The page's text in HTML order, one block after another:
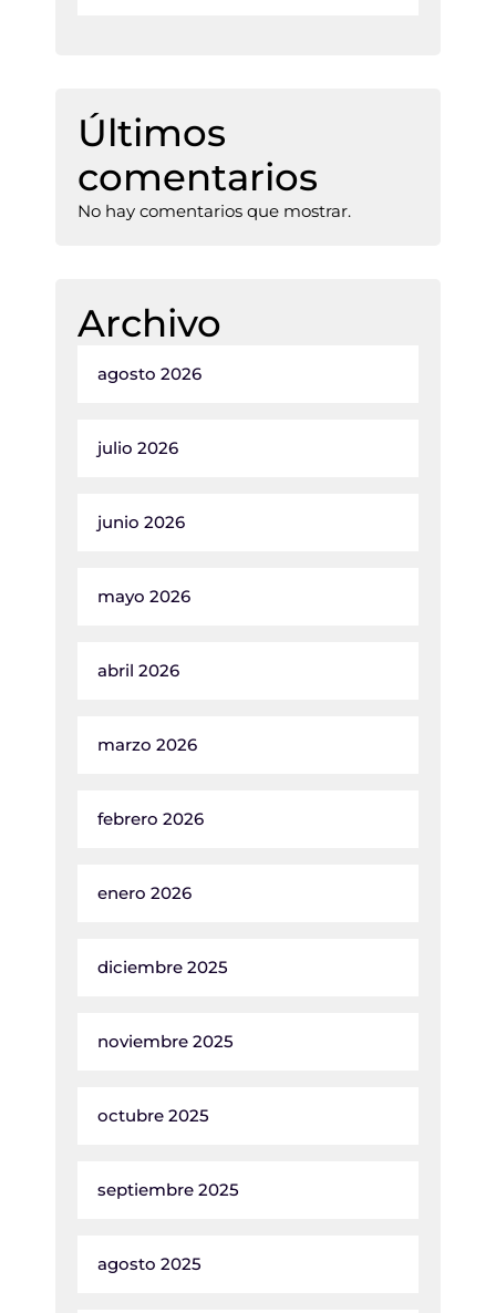
Últimos
comentarios
No hay comentarios que mostrar.
Archivo
agosto 2026
julio 2026
junio 2026
mayo 2026
abril 2026
marzo 2026
febrero 2026
enero 2026
diciembre 2025
noviembre 2025
octubre 2025
septiembre 2025
agosto 2025